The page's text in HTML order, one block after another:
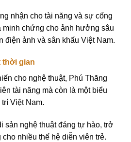
nhận cho tài năng và sự cống
minh chứng cho ảnh hưởng sâu
điện ảnh và sân khấu Việt Nam.
thời gian
cho nghệ thuật, Phú Thăng
tài năng mà còn là một biểu
Việt Nam.
sản nghệ thuật đáng tự hào, trở
nhiều thế hệ diễn viên trẻ.